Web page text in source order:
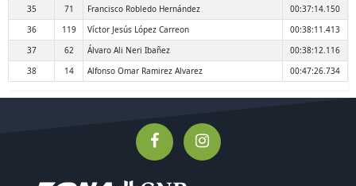
35
71 Francisco Robledo Hernández
00:37:14.150
36
119 Víctor Jesús López Carreon
00:38:11.413
37
62 Álvaro Ali Neri Ibañez
00:38:12.116
38
14 Alfonso Omar Ramirez Alvarez 00:47:26.734